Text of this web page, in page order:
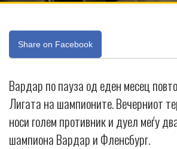
Share on Facebook
Вардар по пауза од еден месец
Лигата на шампионите. Вечерниот
носи голем противник и дуел меѓу
шампиона Вардар и Фленсбург.